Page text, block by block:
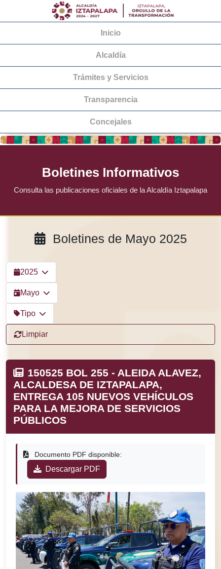
Inicio
Alcaldía
Trámites y Servicios
Transparencia
Concejales
Boletines Informativos
Consulta las publicaciones oficiales de la Alcaldía Iztapalapa
Boletines de Mayo 2025
2025
Mayo
Tipo
Limpiar
150525 BOL 255 - ALEIDA ALAVEZ,
ALCALDESA DE IZTAPALAPA,
ENTREGA 105 NUEVOS VEHÍCULOS
PARA LA MEJORA DE SERVICIOS
PÚBLICOS
Documento PDF disponible:
Descargar PDF